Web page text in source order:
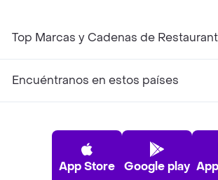
Top Marcas y Cadenas de
Encuéntranos en estos países
App Store Google play